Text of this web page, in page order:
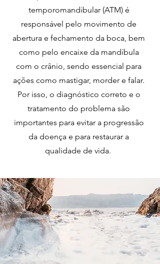
temporomandibular (ATM) é
responsável pelo movimento de
abertura e fechamento da boca, bem
como pelo encaixe da mandíbula
com o crânio, sendo essencial para
ações como mastigar, morder e falar.
Por isso, o diagnóstico correto e o
tratamento do problema são
importantes para evitar a progressão
da doença e para restaurar a
qualidade de vida.